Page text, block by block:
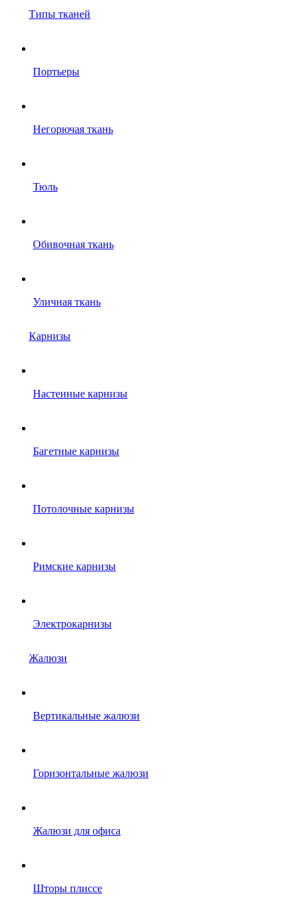
Типы тканей
Портьеры
Негорючая ткань
Тюль
Обивочная ткань
Уличная ткань
Карнизы
Настенные карнизы
Багетные карнизы
Потолочные карнизы
Римские карнизы
Электрокарнизы
Жалюзи
Вертикальные жалюзи
Горизонтальные жалюзи
Жалюзи для офиса
Шторы плиссе